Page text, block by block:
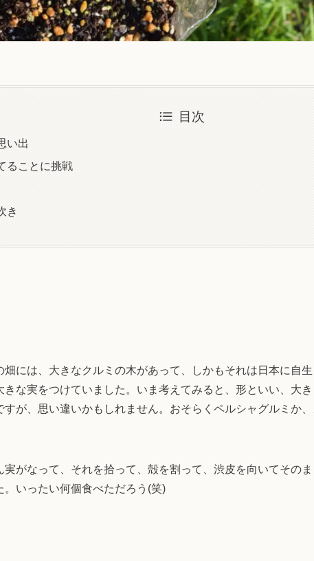
目次
い出
ることに挑戦
き
には、大きなクルミの木があって、しかもそれは日本に自生
きな実をつけていました。いま考えてみると、形といい、大
すが、思い違いかもしれません。おそらくペルシャグルミか
がなって、それを拾って、殻を割って、渋皮を向いてその
いったい何個食べただろう(笑)